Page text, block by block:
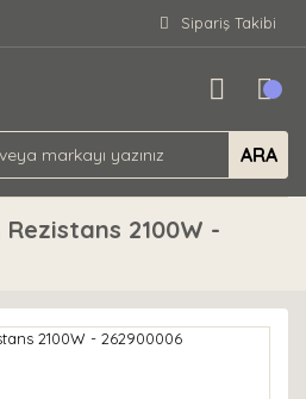
Sipariş Takibi
ARA
Rezistans 2100W -